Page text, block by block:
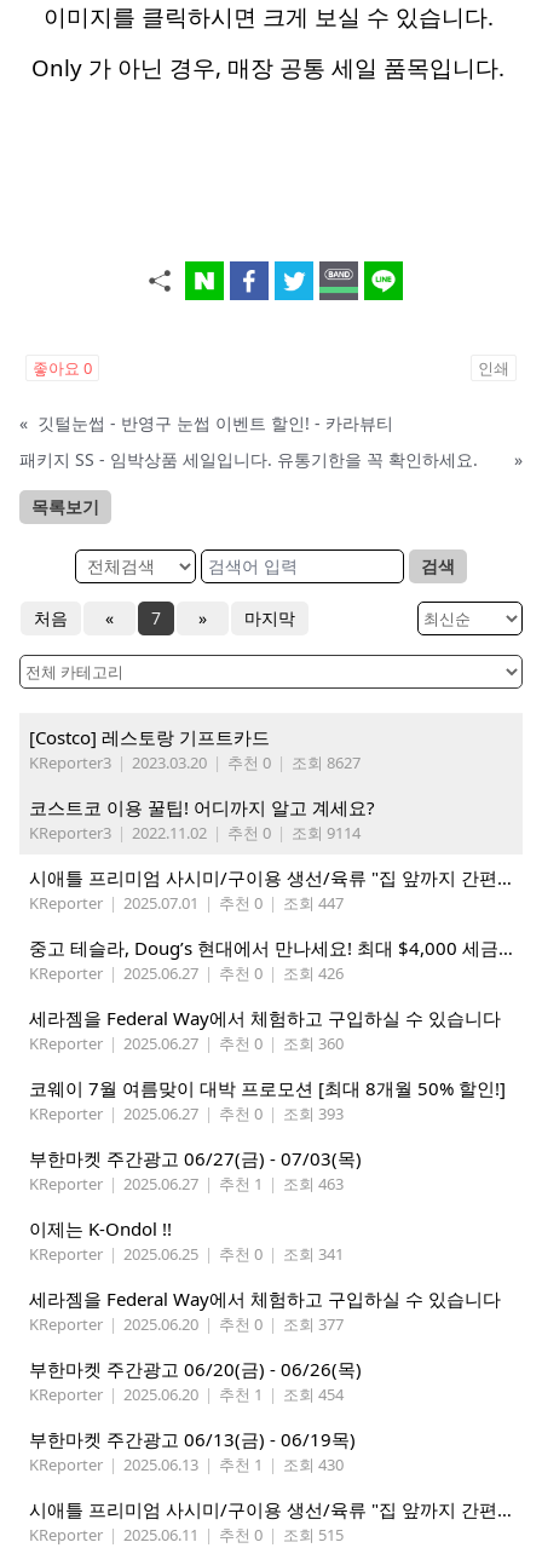
이미지를 클릭하시면 크게 보실 수 있습니다.
Only 가 아닌 경우, 매장 공통 세일 품목입니다.
좋아요 0 인쇄
« 깃털눈썹 - 반영구 눈썹 이벤트 할인! - 카라뷰티
패키지 SS - 임박상품 세일입니다. 유통기한을 꼭 확인하세요.
»
목록보기
검색
처음 « 7 » 마지막
[Costco] 레스토랑 기프트카드
KReporter3 | 2023.03.20 | 추천 0 | 조회 8627
코스트코 이용 꿀팁! 어디까지 알고 계세요?
KReporter3 | 2022.11.02 | 추천 0 | 조회 9114
시애틀 프리미엄 사시미/구이용 생선/육류 "집 앞까지 간편하게" – 영오션닷컴
KReporter | 2025.07.01 | 추천 0 | 조회 447
중고 테슬라, Doug’s 현대에서 만나세요! 최대 $4,000 세금 혜택까지!
KReporter | 2025.06.27 | 추천 0 | 조회 426
세라젬을 Federal Way에서 체험하고 구입하실 수 있습니다
KReporter | 2025.06.27 | 추천 0 | 조회 360
코웨이 7월 여름맞이 대박 프로모션 [최대 8개월 50% 할인!]
KReporter | 2025.06.27 | 추천 0 | 조회 393
부한마켓 주간광고 06/27(금) - 07/03(목)
KReporter | 2025.06.27 | 추천 1 | 조회 463
이제는 K-Ondol !!
KReporter | 2025.06.25 | 추천 0 | 조회 341
세라젬을 Federal Way에서 체험하고 구입하실 수 있습니다
KReporter | 2025.06.20 | 추천 0 | 조회 377
부한마켓 주간광고 06/20(금) - 06/26(목)
KReporter | 2025.06.20 | 추천 1 | 조회 454
부한마켓 주간광고 06/13(금) - 06/19목)
KReporter | 2025.06.13 | 추천 1 | 조회 430
시애틀 프리미엄 사시미/구이용 생선/육류 "집 앞까지 간편하게" – 영오션닷컴
KReporter | 2025.06.11 | 추천 0 | 조회 515